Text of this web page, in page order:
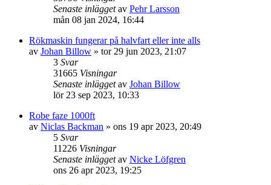
Senaste inläggetav Pehr Larsson
mån 08 jan 2024, 16:44
Rökmaskin fungerar på halvfart eller inte alls
av Johan Billow » tor 29 jun 2023, 21:07
3 Svar
31665 Visningar
Senaste inläggetav Johan Billow
lör 23 sep 2023, 10:33
Robe faze 1000ft
av Niclas Backman » ons 19 apr 2023, 20:49
5 Svar
11226 Visningar
Senaste inläggetav Nicke Löfgren
ons 26 apr 2023, 19:25